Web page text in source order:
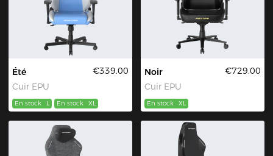
Été
Cuir EPU
€339.00
En stock L En stock XL
Noir
Cuir EPU
€729.00
En stock XL